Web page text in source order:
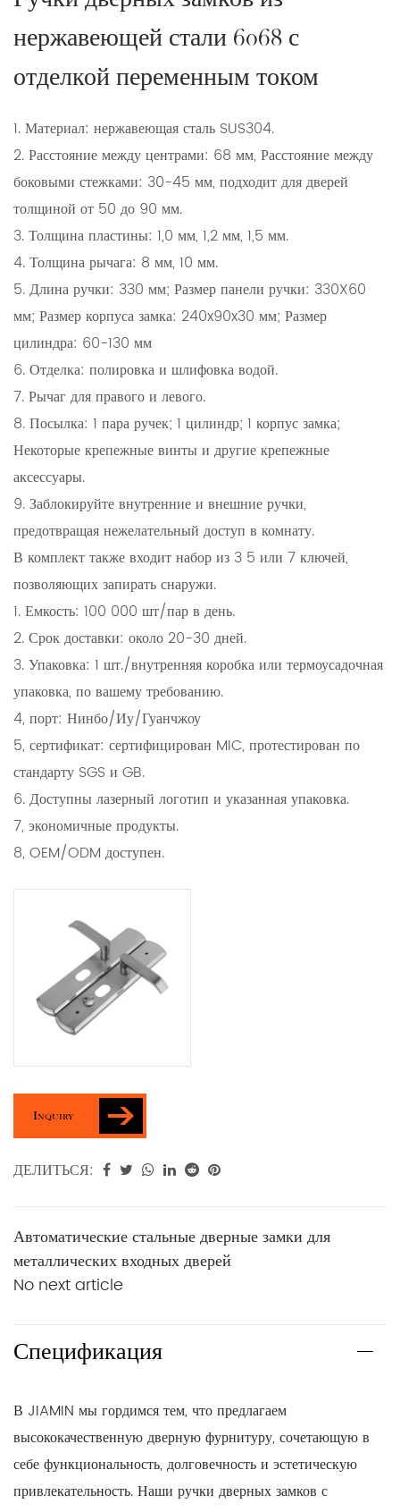
нержавеющей стали 6068 с
отделкой переменным током
1. Материал: нержавеющая сталь SUS304.
2. Расстояние между центрами: 68 мм, Расстояние между
боковыми стежками: 30-45 мм, подходит для дверей
толщиной от 50 до 90 мм.
3. Толщина пластины: 1,0 мм, 1,2 мм, 1,5 мм.
4. Толщина рычага: 8 мм, 10 мм.
5. Длина ручки: 330 мм; Размер панели ручки: 330X60
мм; Размер корпуса замка: 240x90x30 мм; Размер
цилиндра: 60-130 мм
6. Отделка: полировка и шлифовка водой.
7. Рычаг для правого и левого.
8. Посылка: 1 пара ручек; 1 цилиндр; 1 корпус замка;
Некоторые крепежные винты и другие крепежные
аксессуары.
9. Заблокируйте внутренние и внешние ручки,
предотвращая нежелательный доступ в комнату.
В комплект также входит набор из 3 5 или 7 ключей,
позволяющих запирать снаружи.
1. Емкость: 100 000 шт/пар в день.
2. Срок доставки: около 20-30 дней.
3. Упаковка: 1 шт./внутренняя коробка или термоусадочная
упаковка, по вашему требованию.
4, порт: Нинбо/Иу/Гуанчжоу
5, сертификат: сертифицирован MIC, протестирован по
стандарту SGS и GB.
6. Доступны лазерный логотип и указанная упаковка.
7, экономичные продукты.
8, OEM/ODM доступен.
Inquiry
ДЕЛИТЬСЯ:
Автоматические стальные дверные замки для
металлических входных дверей
No next article
Спецификация
В JIAMIN мы гордимся тем, что предлагаем
высококачественную дверную фурнитуру, сочетающую в
себе функциональность, долговечность и эстетическую
привлекательность. Наши ручки дверных замков с